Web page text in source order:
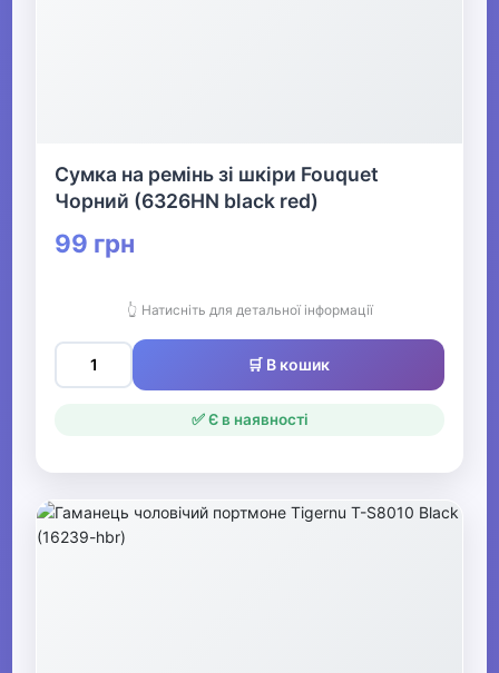
Сумка на ремінь зі шкіри Fouquet
Чорний (6326HN black red)
99 грн
👆 Натисніть для детальної інформації
🛒 В кошик
✅ Є в наявності